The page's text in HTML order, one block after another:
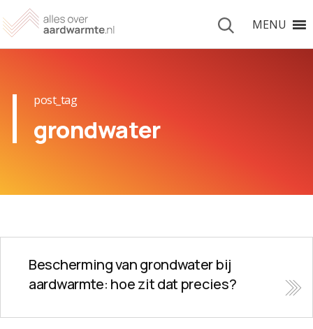
MENU
post_tag
grondwater
Bescherming van grondwater bij
aardwarmte: hoe zit dat precies?